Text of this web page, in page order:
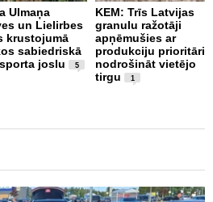
Ulmaņa
un Lielirbes
krustojumā
sabiedriskā
joslu
5
KEM: Trīs Latvijas
granulu ražotāji
apņēmušies ar
produkciju prioritāri
nodrošināt vietējo
tirgu
1